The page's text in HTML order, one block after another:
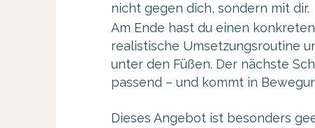
nicht gegen dich, sondern mit dir.
Am Ende hast du einen
realistische Umsetzungsroutine
unter den Füßen. Der nächste
passend – und kommt in
Dieses Angebot ist besonders